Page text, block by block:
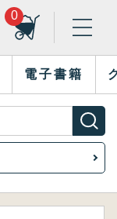
0
電子書籍